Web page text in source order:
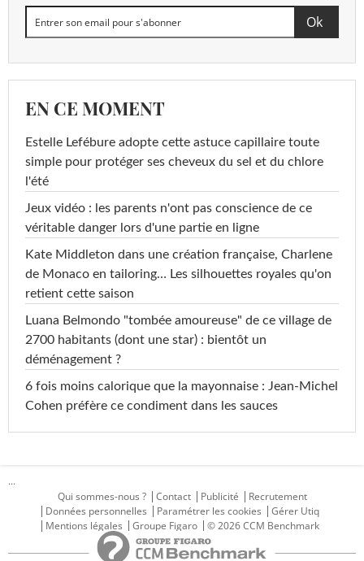
EN CE MOMENT
Estelle Lefébure adopte cette astuce capillaire toute
simple pour protéger ses cheveux du sel et du chlore
l'été
Jeux vidéo : les parents n'ont pas conscience de ce
véritable danger lors d'une partie en ligne
Kate Middleton dans une création française, Charlene
de Monaco en tailoring… Les silhouettes royales qu'on
retient cette saison
Luana Belmondo "tombée amoureuse" de ce village de
2700 habitants (dont une star) : bientôt un
déménagement ?
6 fois moins calorique que la mayonnaise : Jean-Michel
Cohen préfère ce condiment dans les sauces
...
Qui sommes-nous ?
Contact Publicité
Recrutement
Données personnelles
Paramétrer les cookies
Gérer Utiq
Mentions légales
Groupe Figaro © 2026 CCM Benchmark